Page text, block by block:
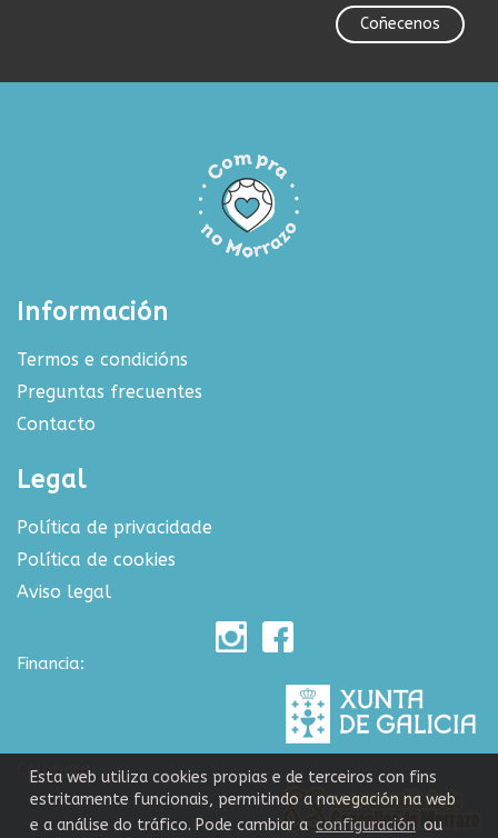
Coñecenos
Información
Termos e condicións
Preguntas frecuentes
Contacto
Legal
Política de privacidade
Política de cookies
Aviso legal
Financia:
Colabora:
Esta web utiliza cookies propias e de terceiros con fins
estritamente funcionais, permitindo a navegación na web
e a análise do tráfico. Pode cambiar a configuración ou